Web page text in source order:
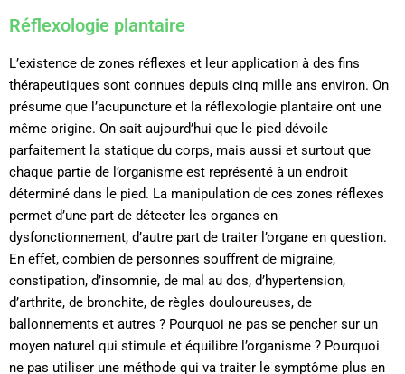
Réflexologie plantaire
L’existence de zones réflexes et leur application à des fins
thérapeutiques sont connues depuis cinq mille ans environ. On
présume que l’acupuncture et la réflexologie plantaire ont une
même origine. On sait aujourd’hui que le pied dévoile
parfaitement la statique du corps, mais aussi et surtout que
chaque partie de l’organisme est représenté à un endroit
déterminé dans le pied. La manipulation de ces zones réflexes
permet d’une part de détecter les organes en
dysfonctionnement, d’autre part de traiter l’organe en question.
En effet, combien de personnes souffrent de migraine,
constipation, d’insomnie, de mal au dos, d’hypertension,
d’arthrite, de bronchite, de règles douloureuses, de
ballonnements et autres ? Pourquoi ne pas se pencher sur un
moyen naturel qui stimule et équilibre l’organisme ? Pourquoi
ne pas utiliser une méthode qui va traiter le symptôme plus en